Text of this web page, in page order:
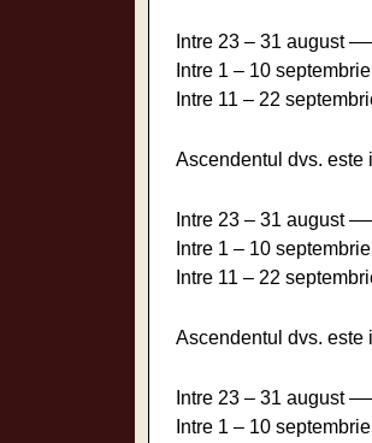
Intre 23 – 31 august
Intre 1 – 10
Intre 11 – 22
Ascendentul dvs. este
Intre 23 – 31 august
Intre 1 – 10
Intre 11 – 22
Ascendentul dvs. este
Intre 23 – 31 august
Intre 1 – 10